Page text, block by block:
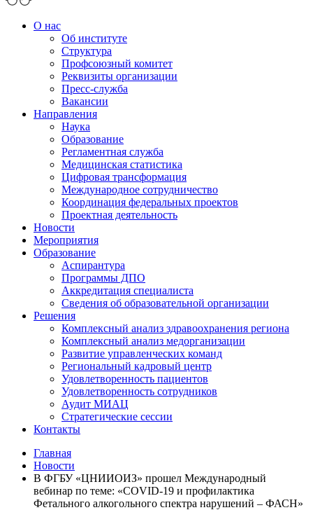
О нас
Об институте
Структура
Профсоюзный комитет
Реквизиты организации
Пресс-служба
Вакансии
Направления
Наука
Образование
Регламентная служба
Медицинская статистика
Цифровая трансформация
Международное сотрудничество
Координация федеральных проектов
Проектная деятельность
Новости
Мероприятия
Образование
Аспирантура
Программы ДПО
Аккредитация специалиста
Сведения об образовательной организации
Решения
Комплексный анализ здравоохранения региона
Комплексный анализ медорганизации
Развитие управленческих команд
Региональный кадровый центр
Удовлетворенность пациентов
Удовлетворенность сотрудников
Аудит МИАЦ
Стратегические сессии
Контакты
Главная
Новости
В ФГБУ «ЦНИИОИЗ» прошел Международный
вебинар по теме: «COVID-19 и профилактика
Фетального алкогольного спектра нарушений – ФАСН»